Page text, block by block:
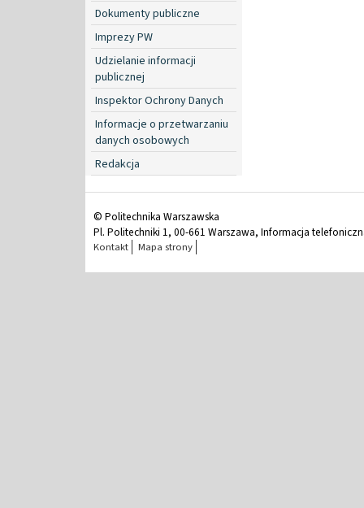
Dokumenty publiczne
Imprezy PW
Udzielanie informacji
publicznej
Inspektor Ochrony Danych
Informacje o przetwarzaniu
danych osobowych
Redakcja
© Politechnika Warszawska
Pl. Politechniki 1, 00-661 Warszawa, Informacja
Kontakt Mapa strony